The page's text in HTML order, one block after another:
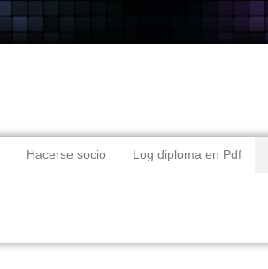
Hacerse socio Log diploma en Pdf